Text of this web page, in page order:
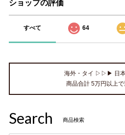
ショップの評価
すべて 64
海外・タイ ▷▷▶ 日本
商品合計 5万円以上で
Search 商品検索